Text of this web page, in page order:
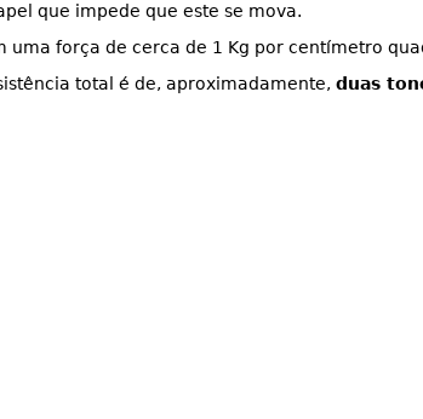
que impede que este se mova.
uma força de cerca de 1 Kg por centímetro
total é de, aproximadamente, duas